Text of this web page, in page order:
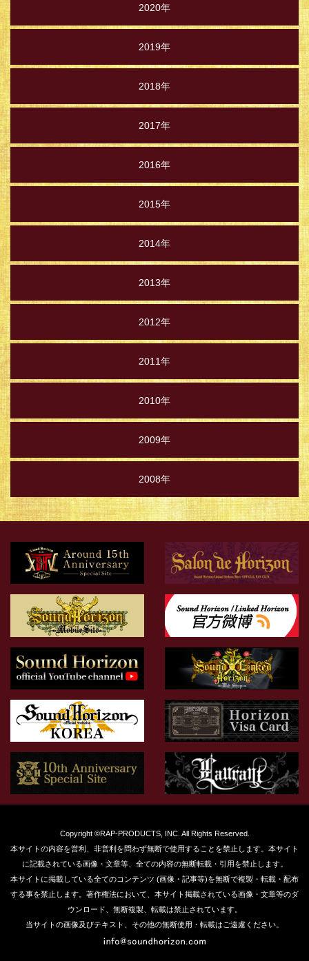
2020年
2019年
2018年
2017年
2016年
2015年
2014年
2013年
2012年
2011年
2010年
2009年
2008年
Copyright ©RAP-PRODUCTS, INC. All Rights Reserved.
本サイトの内容を営利、非営利を問わず無断で使用することを禁止します。本サイト
に記載されている画像・文章等、全ての内容の無断転載・引用を禁止します。
本サイトに掲載している全てのコンテンツ (画像・記事等)を無断で複製・転載・配布
する事を禁止します。著作権法において、本サイト掲載されている画像・文章等のダ
ウンロード、無断複製、転載は禁止されています。
当サイトの画像及びテキスト、その他の無断使用・転載はご遠慮ください。